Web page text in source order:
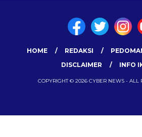
HOME REDAKSI
DISCLAIMER
INFO
COPYRIGHT © 2026 CYBER NEWS - ALL